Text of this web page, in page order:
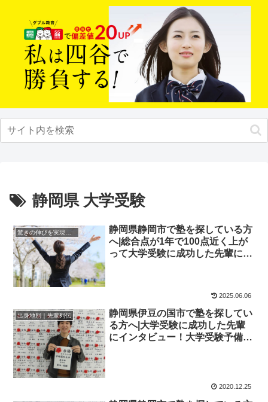
静岡県 大学受験
静岡県静岡市で塾を探している方
へ|総合点が1年で100点近く上が
って大学受験に成功した先輩にイ
2025.06.06
出身地別｜先輩列伝
静岡県伊豆の国市で塾を探してい
る方へ|大学受験に成功した先輩
にインタビュー！大学受験予備校
2020.12.25